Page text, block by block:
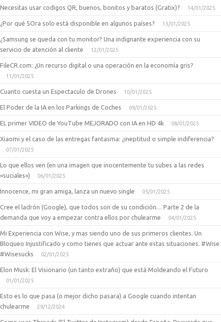
Necesitas usar codigos QR, buenos, bonitos y baratos (Gratix)? 14/01/2025
¿Por qué SOra solo está disponible en algunos países? 13/01/2025
¿Samsung se queda con tu monitor? Una indignante experiencia con su
servicio de atención al cliente
12/01/2025
FileCR.com: ¿Un recurso digital o una operación en la economía gris?
11/01/2025
Cuanto cuesta un Espectaculo de Drones 10/01/2025
El Poder de la IA en los Parkings de Coches 09/01/2025
EL primer VIDEO de YouTube MEJORADO con IA en HD 4k 08/01/2025
Xiaomi y el caso de las entregas fantasma: ¿ineptitud o simple indiferencia?
07/01/2025
Lo que ellos ven (en una imagen que inocentemente tu subes a las redes
«suciales»)
06/01/2025
Innocence, mi gran amiga, lanza un nuevo single 05/01/2025
Cree el ladrón (Google), que todos son de su condición… Parte 2 de la
demanda que voy a empezar contra ellos por chulearme
04/01/2025
Mi Experiencia con Wise, y mas siendo uno de sus primeros clientes. Un
Bloqueo Injustificado y como tienes que actuar ante estas situaciones. #Wise
#Wisesucks
02/01/2025
Elon Musk: El Visionario (un tanto extraño) que está Moldeando el Futuro
01/01/2025
Esto es lo que pasa (o mejor dicho pasara) a Google cuando intentan
chulearme
29/12/2024